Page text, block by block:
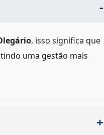
, isso significa que
uma gestão mais